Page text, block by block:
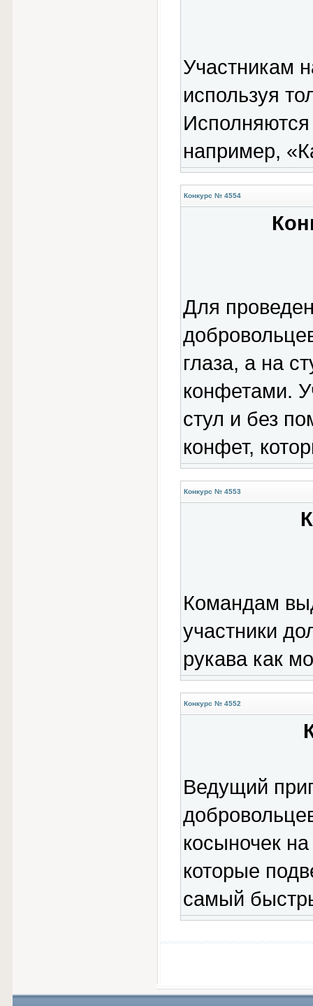
Участникам
используя
например,
Конкурс № 4554
Для
глаза, а на
конфетами.
стул и без
конфет,
Конкурс № 4553
Командам
участники
рукава как
Конкурс № 4552
Ведущий
косыночек
которые
самый